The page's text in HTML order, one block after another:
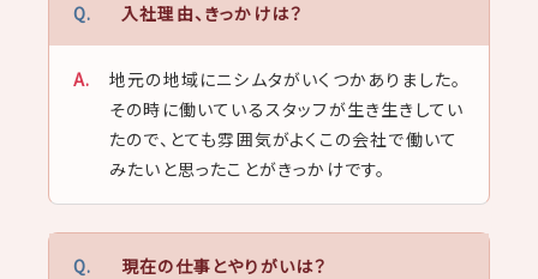
入社理由、きっかけは？
地元の地域にニシムタがいくつかありました。
その時に働いているスタッフが生き生きしてい
たので、とても雰囲気がよくこの会社で働いて
みたいと思ったことがきっかけです。
現在の仕事とやりがいは？